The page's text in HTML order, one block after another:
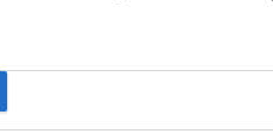
του για τα 28
την